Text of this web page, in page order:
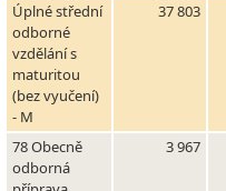
Úplné střední
odborné
vzdělání s
maturitou
(bez vyučení)
- M
37 803
78 Obecně
odborná
3 967